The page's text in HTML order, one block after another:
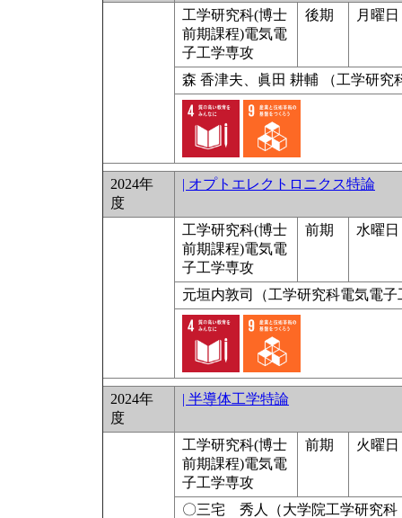
工学研究科(博士
前期課程)電気電
子工学専攻
後期 月曜
森 香津夫、眞田 耕輔 （工学研究
2024年
度
| オプトエレクトロニクス特論
工学研究科(博士
前期課程)電気電
子工学専攻
前期 水曜日
元垣内敦司（工学研究科電気電子
2024年
度
| 半導体工学特論
工学研究科(博士
前期課程)電気電
子工学専攻
前期 火曜日
〇三宅 秀人（大学院工学研究